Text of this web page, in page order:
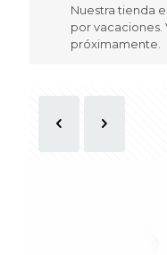
Nuestra tienda
por
próximamente.